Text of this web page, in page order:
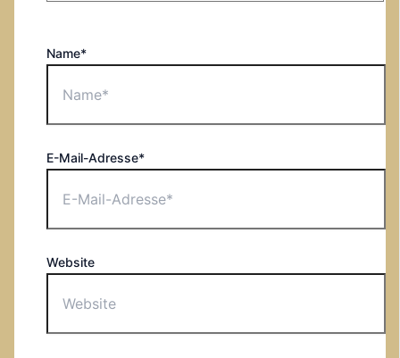
Name*
E-Mail-Adresse*
Website